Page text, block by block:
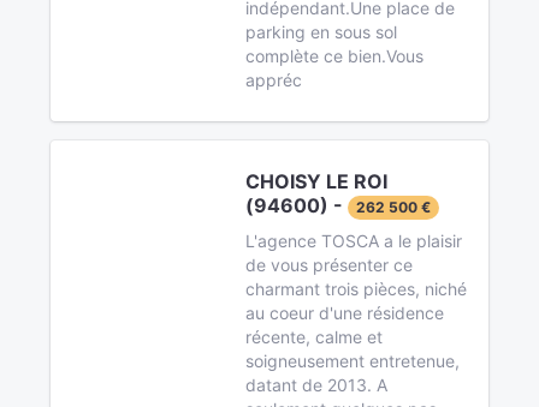
indépendant.Une place de
parking en sous sol
complète ce bien.Vous
appréc
CHOISY LE ROI
(94600) -
262 500 €
L'agence TOSCA a le plaisir
de vous présenter ce
charmant trois pièces, niché
au coeur d'une résidence
récente, calme et
soigneusement entretenue,
datant de 2013. A